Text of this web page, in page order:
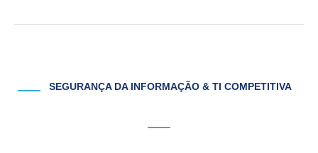
SEGURANÇA DA INFORMAÇÃO & TI COMPETITIVA